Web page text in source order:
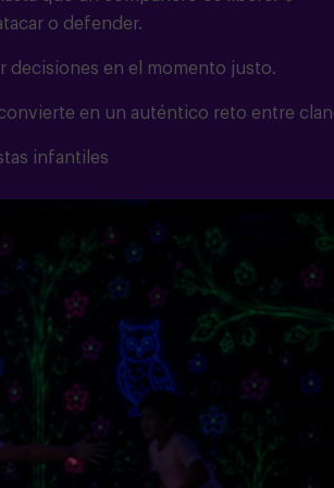
o defender.
decisiones en el momento justo.
en un auténtico reto entre
infantiles